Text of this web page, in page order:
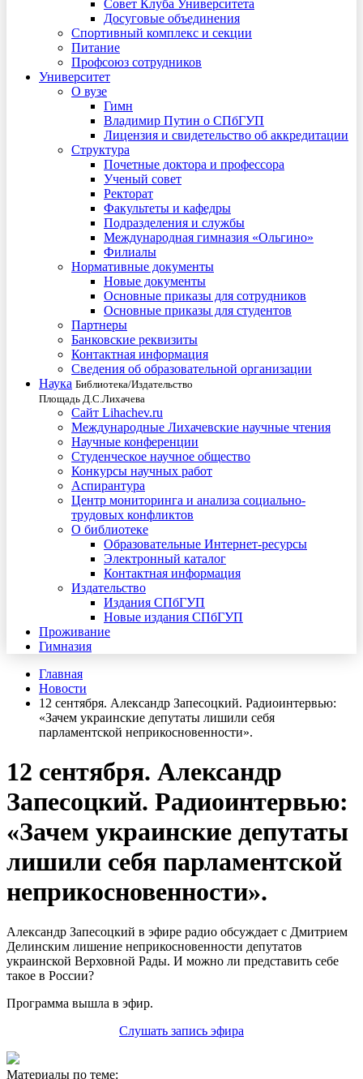
Совет Клуба Университета
Досуговые объединения
Спортивный комплекс и секции
Питание
Профсоюз сотрудников
Университет
О вузе
Гимн
Владимир Путин о СПбГУП
Лицензия и свидетельство об аккредитации
Структура
Почетные доктора и профессора
Ученый совет
Ректорат
Факультеты и кафедры
Подразделения и службы
Международная гимназия «Ольгино»
Филиалы
Нормативные документы
Новые документы
Основные приказы для сотрудников
Основные приказы для студентов
Партнеры
Банковские реквизиты
Контактная информация
Сведения об образовательной организации
Наука Библиотека/Издательство
Площадь Д.С.Лихачева
Сайт Lihachev.ru
Международные Лихачевские научные чтения
Научные конференции
Студенческое научное общество
Конкурсы научных работ
Аспирантура
Центр мониторинга и анализа социально-
трудовых конфликтов
О библиотеке
Образовательные Интернет-ресурсы
Электронный каталог
Контактная информация
Издательство
Издания СПбГУП
Новые издания СПбГУП
Проживание
Гимназия
Главная
Новости
12 сентября. Александр Запесоцкий. Радиоинтервью:
«Зачем украинские депутаты лишили себя
парламентской неприкосновенности».
12 сентября. Александр
Запесоцкий. Радиоинтервью:
«Зачем украинские депутаты
лишили себя парламентской
неприкосновенности».
Александр Запесоцкий в эфире радио обсуждает с Дмитрием
Делинским лишение неприкосновенности депутатов
украинской Верховной Рады. И можно ли представить себе
такое в России?
Программа вышла в эфир.
Слушать запись эфира
Материалы по теме: